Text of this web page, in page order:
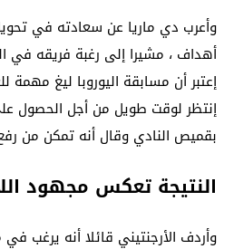
وأعرب دي ماريا عن سعادته في
أهداف ، مشيرا إلى رغبة فريقه في
إعتبر أن مسابقة اليوروبا ليغ مهمة
إنتظر لوقت طويل من أجل الحصول
بقميص النادي وقال أنه تمكن من
النتيجة تعكس مجهود
وأردف الأرجنتيني قائلا أنه يرغب